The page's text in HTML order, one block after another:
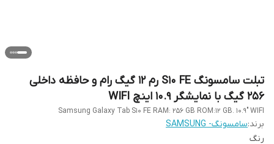
تبلت سامسونگ S10 FE رم 12 گیگ رام و حافظه داخلی
256 گیگ با نمایشگر 10.9 اینچ WIFI
Samsung Galaxy Tab S10 FE RAM: 256 GB ROM:12 GB. 10.9" WIFI
برند:سامسونگ- SAMSUNG
رنگ